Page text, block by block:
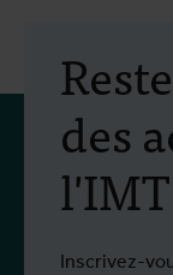
Mobilité
lutte
virus du
Du 6 au 17
de l'Unité
des
l'IMT
Inscrivez-